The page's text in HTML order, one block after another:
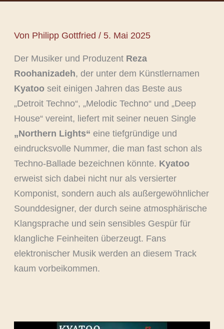
Von Philipp Gottfried / 5. Mai 2025
Der Musiker und Produzent Reza
Roohanizadeh, der unter dem Künstlernamen
Kyatooseit einigen Jahren das Beste aus
„Detroit Techno“, „Melodic Techno“ und „Deep
House“ vereint, liefert mit seiner neuen Single
„Northern Lights“ eine tiefgründige und
eindrucksvolle Nummer, die man fast schon als
Techno-Ballade bezeichnen könnte. Kyatoo
erweist sich dabei nicht nur als versierter
Komponist, sondern auch als außergewöhnlicher
Sounddesigner, der durch seine atmosphärische
Klangsprache und sein sensibles Gespür für
klangliche Feinheiten überzeugt. Fans
elektronischer Musik werden an diesem Track
kaum vorbeikommen.